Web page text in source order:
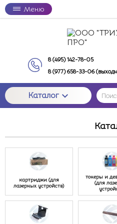
Меню
8 (495) 142-78-05
8 (977) 658-33-06
Каталог
картриджи (для
лазерных устройств)
тонеры и
(для